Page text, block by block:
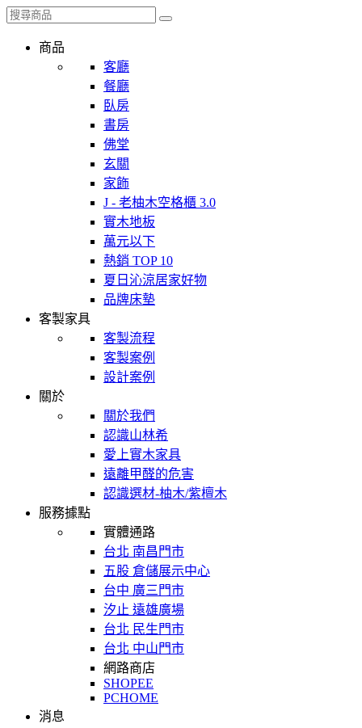
商品
客廳
餐廳
臥房
書房
佛堂
玄關
家飾
J - 老柚木空格櫃 3.0
實木地板
萬元以下
熱銷 TOP 10
夏日沁涼居家好物
品牌床墊
客製家具
客製流程
客製案例
設計案例
關於
關於我們
認識山林希
愛上實木家具
遠離甲醛的危害
認識選材-柚木/紫檀木
服務據點
實體通路
台北 南昌門市
五股 倉儲展示中心
台中 廣三門市
汐止 遠雄廣場
台北 民生門市
台北 中山門市
網路商店
SHOPEE
PCHOME
消息